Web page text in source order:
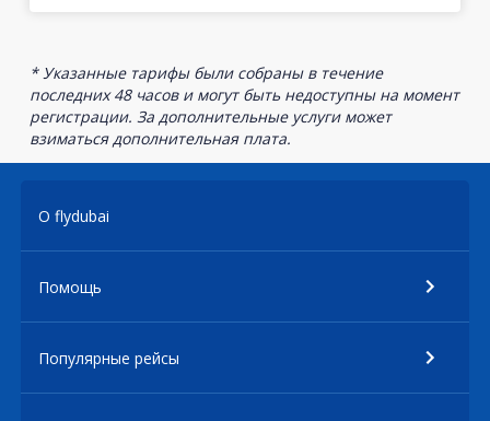
* Указанные тарифы были собраны в течение
последних 48 часов и могут быть недоступны на момент
регистрации. За дополнительные услуги может
взиматься дополнительная плата.
О flydubai
Помощь
Популярные рейсы